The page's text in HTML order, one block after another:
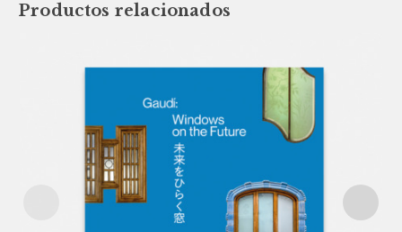
Productos relacionados